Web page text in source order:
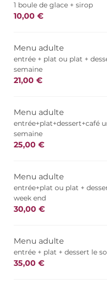
1 boule de glace + sirop
10,00 €
Menu adulte
entrée + plat ou plat +
semaine
21,00 €
Menu adulte
entrée+plat+dessert+café
semaine
25,00 €
Menu adulte
entrée+plat ou plat +
week end
30,00 €
Menu adulte
entrée + plat + dessert le
35,00 €